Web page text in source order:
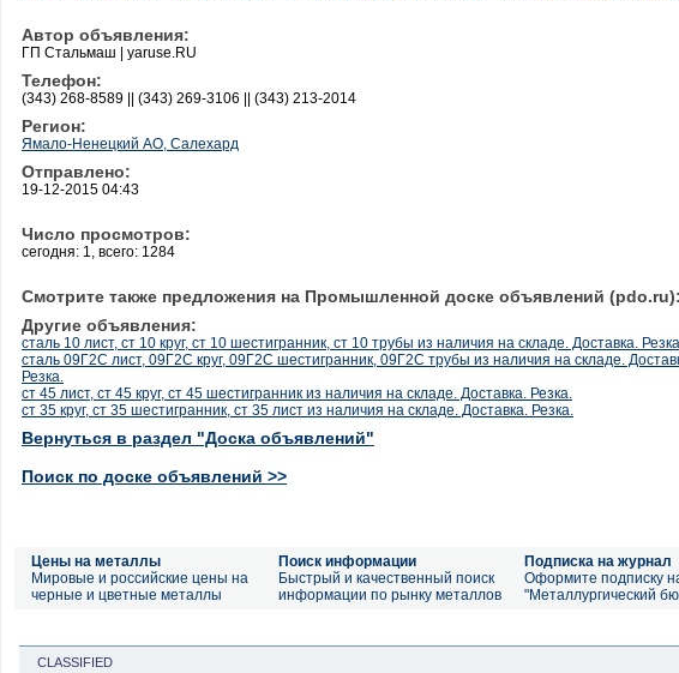
Автор объявления:
ГП Стальмаш | yaruse.RU
Телефон:
(343) 268-8589 || (343) 269-3106 || (343) 213-2014
Регион:
Ямало-Ненецкий АО, Салехард
Отправлено:
19-12-2015 04:43
Число просмотров:
сегодня: 1, всего: 1284
Смотрите также предложения на Промышленной доске объявлений (pdo.ru):
Другие объявления:
сталь 10 лист, ст 10 круг, ст 10 шестигранник, ст 10 трубы из наличия на складе. Доставка. Резка.
сталь 09Г2С лист, 09Г2С круг, 09Г2С шестигранник, 09Г2С трубы из наличия на складе.
Резка.
ст 45 лист, ст 45 круг, ст 45 шестигранник из наличия на складе. Доставка. Резка.
ст 35 круг, ст 35 шестигранник, ст 35 лист из наличия на складе. Доставка. Резка.
Вернуться в раздел "Доска объявлений"
Поиск по доске объявлений >>
Цены на металлы
Мировые и российские цены на
черные и цветные металлы
Поиск информации
Быстрый и качественный поиск
информации по рынку металлов
Подписка на журнал
Оформите подписку
"Металлургический
CLASSIFIED